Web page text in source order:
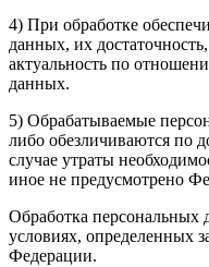
4) При обработке
данных, их
актуальность по
данных.
5) Обрабатываемые
либо обезличиваются по
случае утраты
иное не предусмотрено
Обработка персональных
условиях, определенных
Федерации.